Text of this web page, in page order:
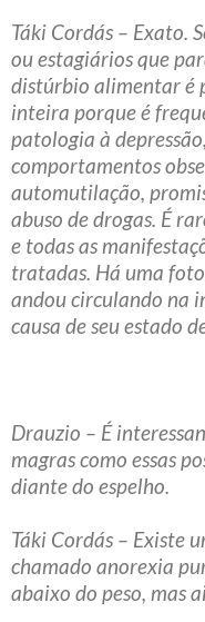
Táki Cordás – Exato.
ou estagiários que
distúrbio alimentar é
inteira porque é
patologia à
comportamentos
automutilação,
abuso de drogas. É
e todas as
tratadas. Há uma
andou circulando na
causa de seu estado
Drauzio – É
magras como essas
diante do espelho.
Táki Cordás – Existe
chamado anorexia
abaixo do peso, mas